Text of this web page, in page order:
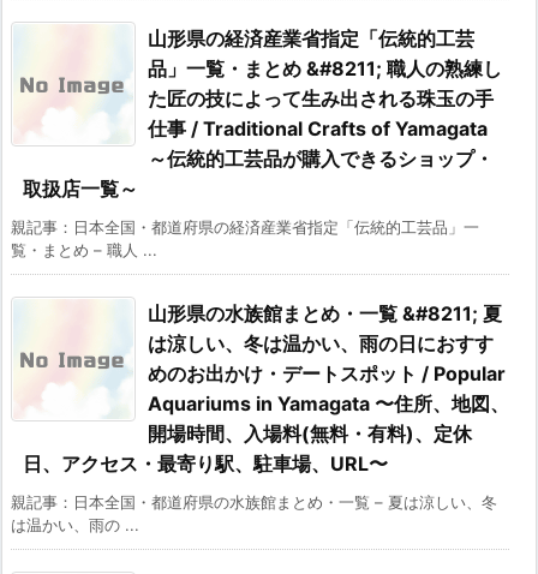
山形県の経済産業省指定「伝統的工芸
品」一覧・まとめ &#8211; 職人の熟練し
た匠の技によって生み出される珠玉の手
仕事 / Traditional Crafts of Yamagata
～伝統的工芸品が購入できるショップ・
取扱店一覧～
親記事：日本全国・都道府県の経済産業省指定「伝統的工芸品」一
覧・まとめ – 職人 ...
山形県の水族館まとめ・一覧 &#8211; 夏
は涼しい、冬は温かい、雨の日におすす
めのお出かけ・デートスポット / Popular
Aquariums in Yamagata 〜住所、地図、
開場時間、入場料(無料・有料)、定休
日、アクセス・最寄り駅、駐車場、URL〜
親記事：日本全国・都道府県の水族館まとめ・一覧 – 夏は涼しい、冬
は温かい、雨の ...